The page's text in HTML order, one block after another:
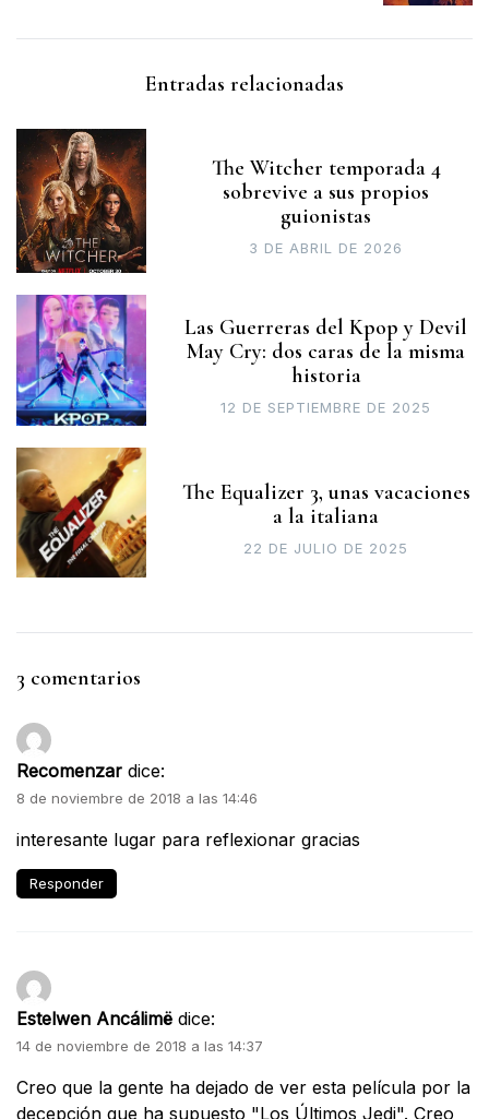
Entradas relacionadas
The Witcher temporada 4
sobrevive a sus propios
guionistas
3 DE ABRIL DE 2026
Las Guerreras del Kpop y Devil
May Cry: dos caras de la misma
historia
12 DE SEPTIEMBRE DE 2025
The Equalizer 3, unas vacaciones
a la italiana
22 DE JULIO DE 2025
3 comentarios
Recomenzar dice:
8 de noviembre de 2018 a las 14:46
interesante lugar para reflexionar gracias
Responder
Estelwen Ancálimë dice:
14 de noviembre de 2018 a las 14:37
Creo que la gente ha dejado de ver esta película por la
decepción que ha supuesto "Los Últimos Jedi". Creo